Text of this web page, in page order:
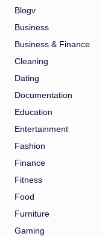
Blogv
Business
Business & Finance
Cleaning
Dating
Documentation
Education
Entertainment
Fashion
Finance
Fitness
Food
Furniture
Gaming